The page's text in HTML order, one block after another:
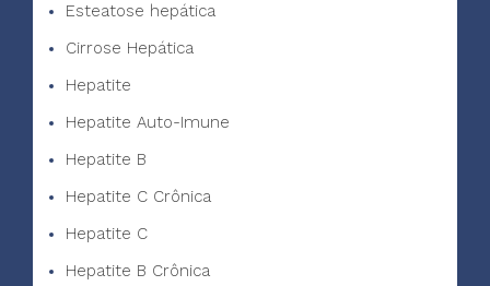
Esteatose hepática
Cirrose Hepática
Hepatite
Hepatite Auto-Imune
Hepatite B
Hepatite C Crônica
Hepatite C
Hepatite B Crônica